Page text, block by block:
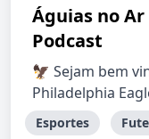
Águias no
Podcast
🦅 Sejam bem
Philadelphia
Esportes